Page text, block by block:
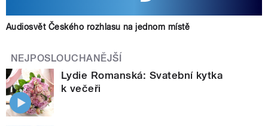
Audiosvět Českého rozhlasu na jednom místě
NEJPOSLOUCHANĚJŠÍ
Lydie Romanská: Svatební kytka
k večeři